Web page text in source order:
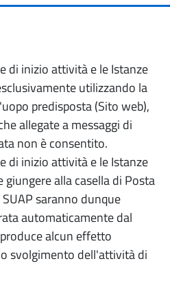
di inizio attività e le Istanze
utilizzando la
predisposta (Sito web),
allegate a messaggi di
non è consentito.
di inizio attività e le Istanze
alla casella di Posta
saranno dunque
automaticamente dal
alcun effetto
svolgimento dell'attività di